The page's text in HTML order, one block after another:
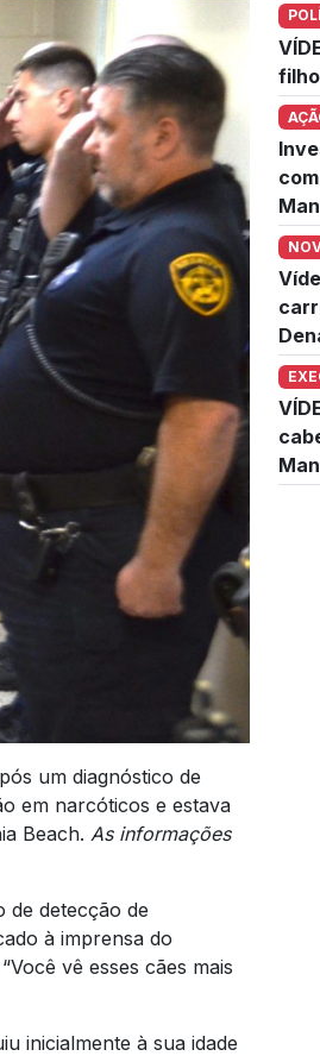
um diagnóstico de
em narcóticos e estava
Beach. As informações
de detecção de
à imprensa do
vê esses cães mais
inicialmente à sua idade